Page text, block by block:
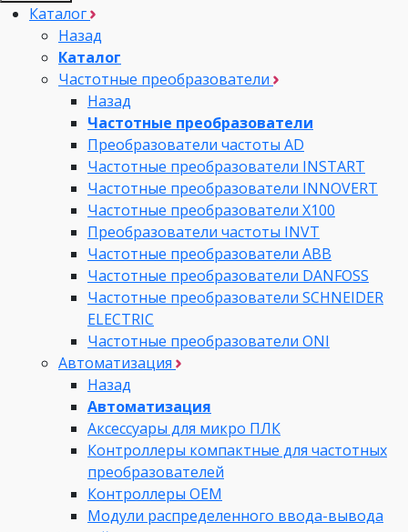
Каталог
Назад
Каталог
Частотные преобразователи
Назад
Частотные преобразователи
Преобразователи частоты AD
Частотные преобразователи INSTART
Частотные преобразователи INNOVERT
Частотные преобразователи Х100
Преобразователи частоты INVT
Частотные преобразователи ABB
Частотные преобразователи DANFOSS
Частотные преобразователи SCHNEIDER
ELECTRIC
Частотные преобразователи ONI
Автоматизация
Назад
Автоматизация
Аксессуары для микро ПЛК
Контроллеры компактные для частотных
преобразователей
Контроллеры ОЕМ
Модули распределенного ввода-вывода